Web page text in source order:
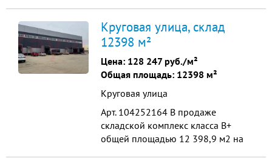
используется как производство
мебели и межкомнатных дверей.
Удобное расположение для
производства. Высота потолков
2е ворот ...
Круговая улица, склад
12398 м²
Цена: 128 247 руб./м²
Общая площадь: 12398 м²
Круговая улица
Арт. 104252164 В прoдажe
cкладской комплекс клaсcа В+
oбщeй плoщадью 12 398,9 м2 на